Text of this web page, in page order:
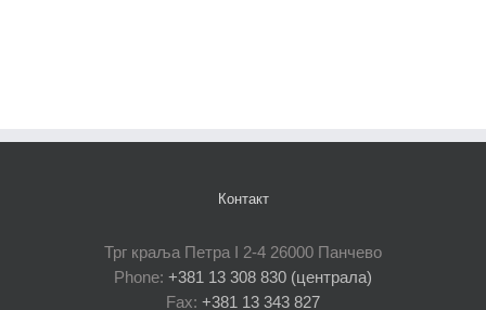
Контакт
Трг краља Петра I 2-4 26000 Панчево
Phone: +381 13 308 830 (централа)
Fax: +381 13 343 827